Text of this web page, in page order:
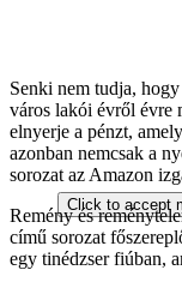
Click to accept
Senki nem tudja,
város lakói évről évre
elnyerje a pénzt,
azonban nemcsak a
sorozat az Amazon
Remény és
című sorozat
egy tinédzser fiúban,